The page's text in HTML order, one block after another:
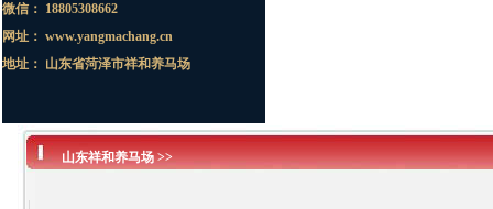
微信： 18805308662
网址： www.yangmachang.cn
地址： 山东省菏泽市祥和养马场
山东祥和养马场 >>